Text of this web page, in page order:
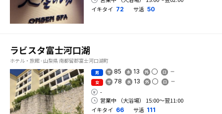
イキタイ 72 サ活 50
ラビスタ富士河口湖
ホテル・旅館 - 山梨県 南都留郡富士河口湖町
男 85 13
女 78 13
-
営業中 （大浴場） 15:00〜翌11:00
イキタイ 66 サ活 111